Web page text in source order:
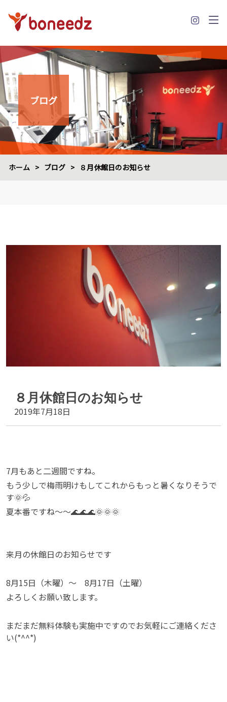
ブログ
ホーム > ブログ > ８月休館日のお知らせ
８月休館日のお知らせ
2019年7月18日
7月もあと二週間ですね。
もう少しで梅雨明けもしてこれからもっと暑くなりそうで
す🌞💦
夏本番ですね～～🌊🌊🌊🌞🌞🌞
来月の休館日のお知らせです
8月15日（木曜）～ 8月17日（土曜）
よろしくお願い致します。
まだまだ無料体験も実施中ですのでお気軽にご連絡くださ
い(*^^*)